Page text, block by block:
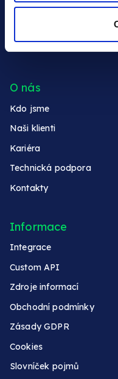
Exekuční check (CEE)
Creditcheck Slovensko
O nás
Kdo jsme
Naši klienti
Kariéra
Technická podpora
Kontakty
Informace
Integrace
Custom API
Zdroje informací
Obchodní podmínky
Zásady GDPR
Cookies
Slovníček pojmů